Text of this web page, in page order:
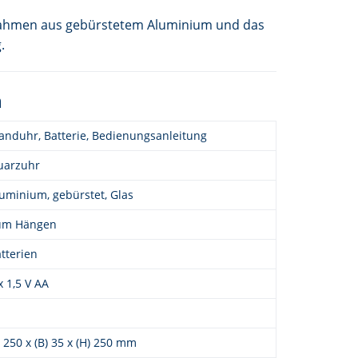
aus gebürstetem Aluminium und das
Batterie, Bedienungsanleitung
gebürstet, Glas
Hängen
1,5 V AA
250 x (B) 35 x (H) 250 mm